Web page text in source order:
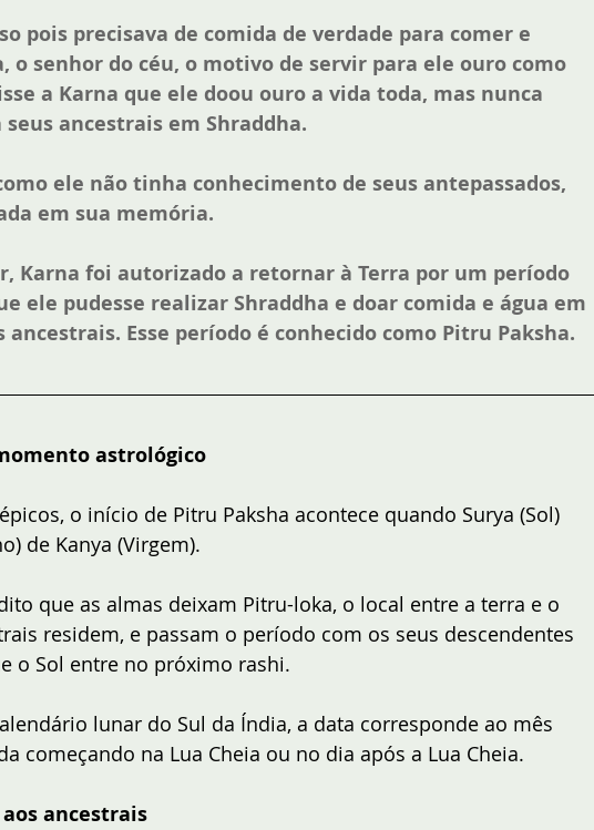
pois precisava de comida de verdade para comer e
o senhor do céu, o motivo de servir para ele ouro como
a Karna que ele doou ouro a vida toda, mas nunca
ancestrais em Shraddha.
ele não tinha conhecimento de seus antepassados,
em sua memória.
Karna foi autorizado a retornar à Terra por um período
ele pudesse realizar Shraddha e doar comida e água em
ancestrais. Esse período é conhecido como Pitru Paksha.
astrológico
o início de Pitru Paksha acontece quando Surya (Sol)
de Kanya (Virgem).
que as almas deixam Pitru-loka, o local entre a terra e o
residem, e passam o período com os seus descendentes
o Sol entre no próximo rashi.
lunar do Sul da Índia, a data corresponde ao mês
começando na Lua Cheia ou no dia após a Lua Cheia.
ancestrais